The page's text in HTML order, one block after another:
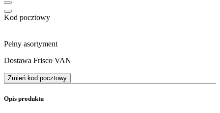
Kod pocztowy
Pełny asortyment
Dostawa Frisco VAN
Zmień kod pocztowy
Opis produktu